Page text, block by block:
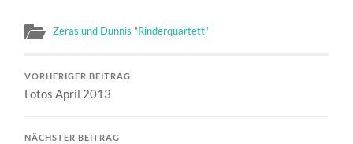
Zeras und Dunnis "Rinderquartett"
VORHERIGER BEITRAG
Fotos April 2013
NÄCHSTER BEITRAG